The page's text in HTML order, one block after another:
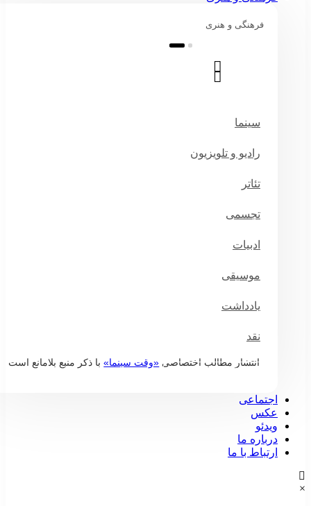
فرهنگی و هنری
سینما
رادیو و تلویزیون
تئاتر
تجسمی
ادبیات
موسیقی
یادداشت
نقد
انتشار مطالب اختصاصی«وقت سینما»با ذکر منبع بلامانع است
درباره وقت سینما
اجتماعی
عکس
ویدئو
درباره ما
ارتباط با ما